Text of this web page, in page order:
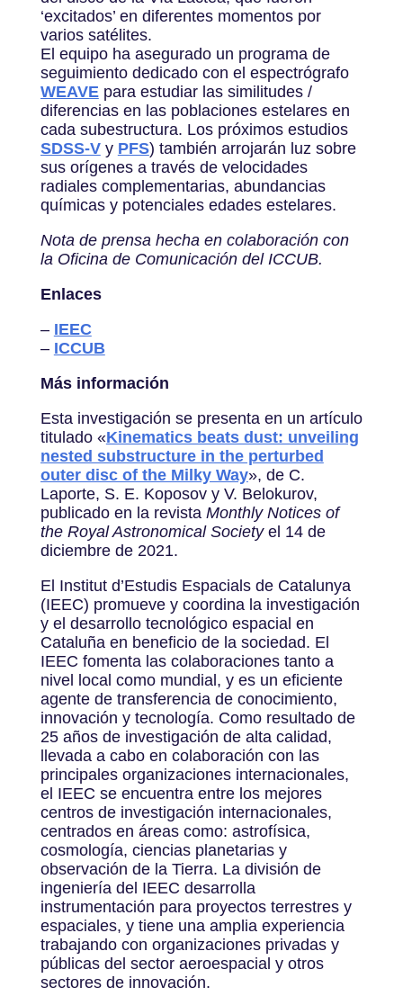
‘excitados’ en diferentes momentos por
varios satélites.
El equipo ha asegurado un programa de
seguimiento dedicado con el espectrógrafo
WEAVEpara estudiar las similitudes /
diferencias en las poblaciones estelares en
cada subestructura. Los próximos estudios
SDSS-Vy PFS) también arrojarán luz sobre
sus orígenes a través de velocidades
radiales complementarias, abundancias
químicas y potenciales edades estelares.
Nota de prensa hecha en colaboración con
la Oficina de Comunicación del ICCUB.
Enlaces
– IEEC
– ICCUB
Más información
Esta investigación se presenta en un artículo
titulado «Kinematics beats dust: unveiling
nested substructure in the perturbed
outer disc of the Milky Way», de C.
Laporte, S. E. Koposov y V. Belokurov,
publicado en la revista Monthly Notices of
the Royal Astronomical Society el 14 de
diciembre de 2021.
El Institut d’Estudis Espacials de Catalunya
(IEEC) promueve y coordina la investigación
y el desarrollo tecnológico espacial en
Cataluña en beneficio de la sociedad. El
IEEC fomenta las colaboraciones tanto a
nivel local como mundial, y es un eficiente
agente de transferencia de conocimiento,
innovación y tecnología. Como resultado de
25 años de investigación de alta calidad,
llevada a cabo en colaboración con las
principales organizaciones internacionales,
el IEEC se encuentra entre los mejores
centros de investigación internacionales,
centrados en áreas como: astrofísica,
cosmología, ciencias planetarias y
observación de la Tierra. La división de
ingeniería del IEEC desarrolla
instrumentación para proyectos terrestres y
espaciales, y tiene una amplia experiencia
trabajando con organizaciones privadas y
públicas del sector aeroespacial y otros
sectores de innovación.